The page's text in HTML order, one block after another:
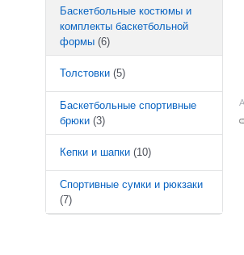
Баскетбольные костюмы и
комплекты баскетбольной
формы (6)
Толстовки (5)
Баскетбольные спортивные
брюки (3)
Кепки и шапки (10)
Спортивные сумки и рюкзаки
(7)